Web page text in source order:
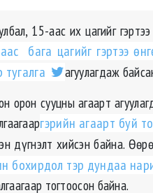
15-аас их цагийг
аас бага цагийг гэртээ
агуулагдаж
орон сууцны агаарт
гэрийн агаарт буй
дүгнэлт хийсэн байна.
бохирдол тэр дундаа
тогтоосон байна.